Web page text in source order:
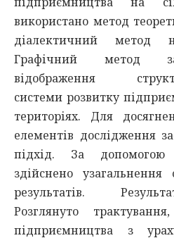
використано метод
діалектичний метод
Графічний метод
відображення
системи розвитку
територіях. Для
елементів дослідження
підхід. За допомогою
здійснено
результатів.
Розглянуто
підприємництва з